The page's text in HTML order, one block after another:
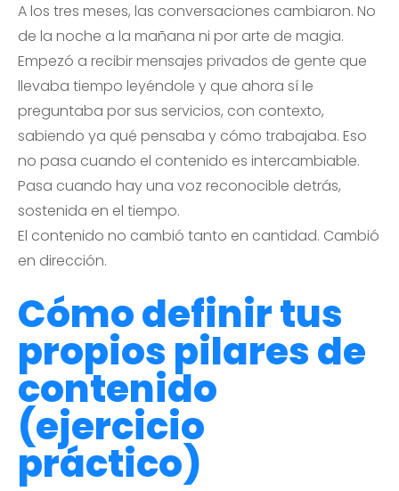
A los tres meses, las conversaciones cambiaron. No
de la noche a la mañana ni por arte de magia.
Empezó a recibir mensajes privados de gente que
llevaba tiempo leyéndole y que ahora sí le
preguntaba por sus servicios, con contexto,
sabiendo ya qué pensaba y cómo trabajaba. Eso
no pasa cuando el contenido es intercambiable.
Pasa cuando hay una voz reconocible detrás,
sostenida en el tiempo.
El contenido no cambió tanto en cantidad. Cambió
en dirección.
Cómo definir tus
propios pilares de
contenido
(ejercicio
práctico)